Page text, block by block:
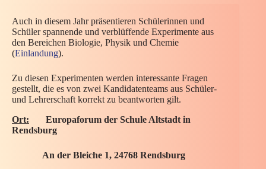
Auch in diesem Jahr präsentieren Schülerinnen und
Schüler spannende und verblüffende Experimente aus
den Bereichen Biologie, Physik und Chemie
(Einlandung).
Zu diesen Experimenten werden interessante Fragen
gestellt, die es von zwei Kandidatenteams aus Schüler-
und Lehrerschaft korrekt zu beantworten gilt.
Ort: Europaforum der Schule Altstadt in
Rendsburg
An der Bleiche 1, 24768 Rendsburg